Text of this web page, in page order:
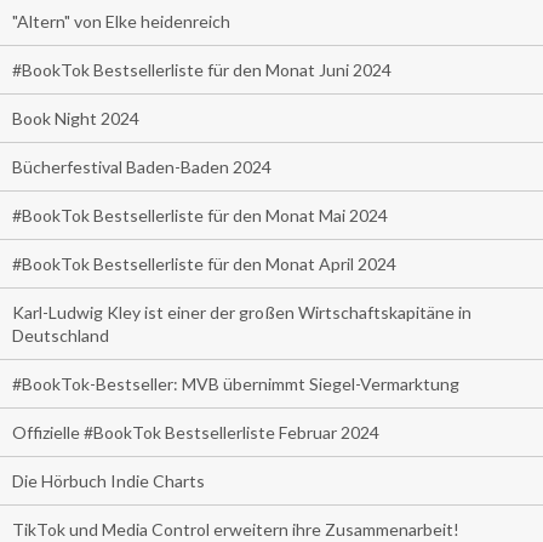
"Altern" von Elke heidenreich
#BookTok Bestsellerliste für den Monat Juni 2024
Book Night 2024
Bücherfestival Baden-Baden 2024
#BookTok Bestsellerliste für den Monat Mai 2024
#BookTok Bestsellerliste für den Monat April 2024
Karl-Ludwig Kley ist einer der großen Wirtschaftskapitäne in
Deutschland
#BookTok-Bestseller: MVB übernimmt Siegel-Vermarktung
Offizielle #BookTok Bestsellerliste Februar 2024
Die Hörbuch Indie Charts
TikTok und Media Control erweitern ihre Zusammenarbeit!